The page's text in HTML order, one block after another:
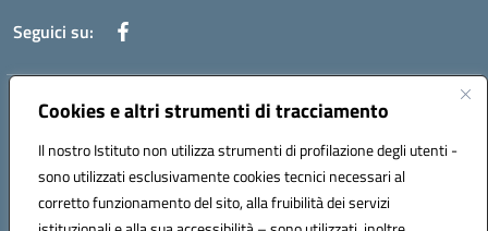
Cookies e altri strumenti di tracciamento
Il nostro Istituto non utilizza strumenti di profilazione degli utenti -
sono utilizzati esclusivamente cookies tecnici necessari al
corretto funzionamento del sito, alla fruibilità dei servizi
Seguici su:
Indirizzo:Via Selicato, 1 71122 FOGGIA (FG)
Posta elettronica certificata (PEC):fgee01200c@pec.istruzione.it
Codice fiscale: 80005820719
Codice meccanografico: FGEE01200C